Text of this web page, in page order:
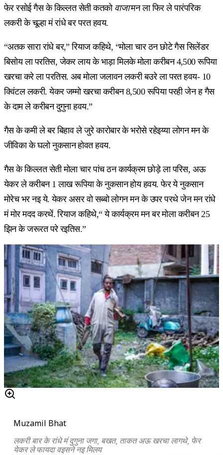
फेर रसोई गैस के किल्लत सेती कतको वाजामन ला फिर ले पारंपरिक
लकरी के चूल्हा मं रांधे बर परत हवय.
“अतक सारा रांधे बर,” रियाज कहिथे, “मोला चार ठन छोटे गैस सिलेंडर
बिसोय ला परतिस, जेकर लाय के भाड़ा मिलके मोला करीबन 4,500 रूपिया
खरचा करे ला परतिस. अब मोला जलावन लकरी बउरे ला परत हवय- 10
क्विंटल लकरी. येकर जम्मो खरचा करीबन 8,500 रूपिया परही जेन ह गैस
के दाम ले करीबन दुगुना हवय.”
गैस के कमी ले बर बिहाव ले जुरे कारोबार के भरोसे रहेइय्या लोगन मन के
जीविका के घलो नुकसान होवत हवय.
गैस के किल्लत सेती मोला चार पांच ठन कार्यक्रम छोड़े ला परिस, अऊ
येकर ले करीबन 1 लाख रूपिया के नुकसान होय हवय. फेर ये नुकसान
मोरेच भर नइ ये. येकर असर वो सब्बो लोगन मन के उपर परथे जेन मन रांधे
मं मोर मदद करथें. रियाज कहिथे,“ ये कार्यक्रम मन बर मोला करीबन 25
झिन के जरूरत परे रइतिस.”
Muzamil Bhat
लकरी बार के रांधे मं दुगुना जगा, बखत, ताकत अऊ खरचा लागथे, फेर
येकर ले फायदा वइसने नइ मिलय